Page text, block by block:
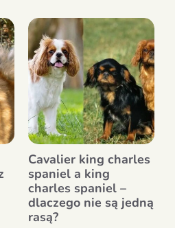
Cavalier king charles
spaniel a king
charles spaniel –
dlaczego nie są jedną
rasą?